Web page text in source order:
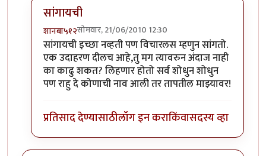
सांगायची
शानबा५१२सोमवार, 21/06/2010 12:30
In reply toशानबा नेमके काय ते सांगना.byवेताळ
सांगायची इच्छा नव्हती पण विचारलस म्हणुन सांगतो.
एक उदाहरण दीलच आहे,तु मग त्यावरुन अंदाज नाही
का काढु शकत? लिहणार होतो सर्व शोधुन शोधुन
पण राहु दे कोणाची नाव आली तर तापतील माझ्यावर!
प्रतिसाद देण्यासाठीलॉग इन कराकिंवासदस्य व्हा